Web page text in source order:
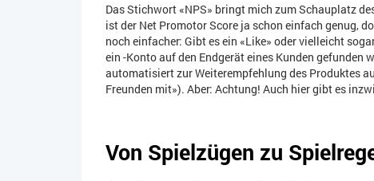
Das Stichwort «NPS» bringt mich zum Schauplatz
ist der Net Promotor Score ja schon einfach genug,
noch einfacher: Gibt es ein «Like» oder vielleicht
ein -Konto auf den Endgerät eines Kunden gefunden
automatisiert zur Weiterempfehlung des Produktes
Freunden mit»). Aber: Achtung! Auch hier gibt es
Von Spielzügen zu